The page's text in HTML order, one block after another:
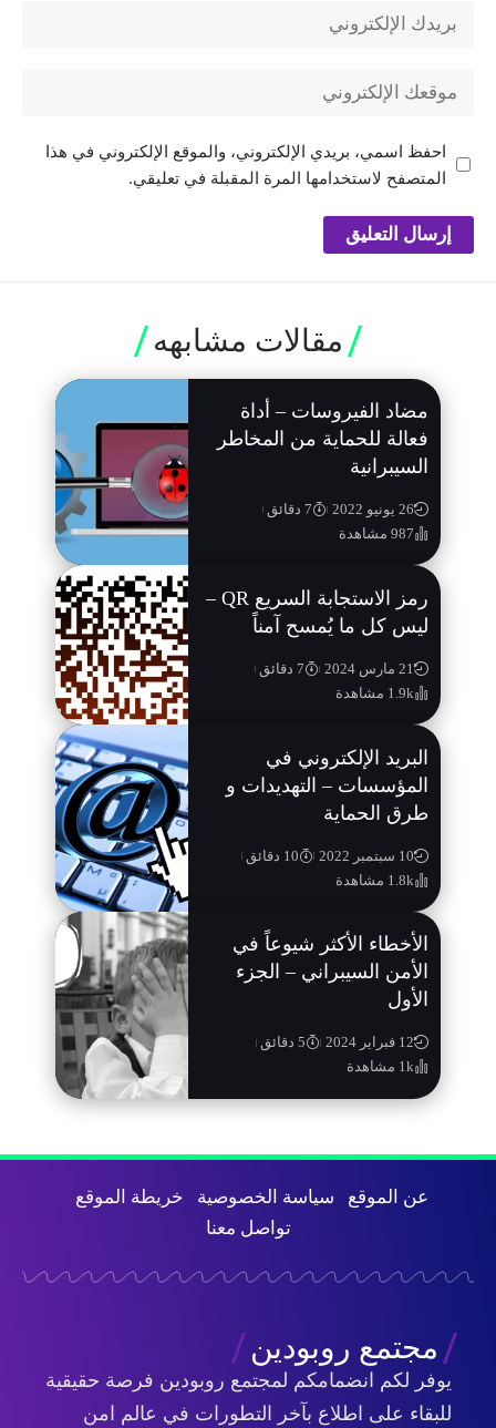
احفظ اسمي، بريدي الإلكتروني، والموقع الإلكتروني في هذا
المتصفح لاستخدامها المرة المقبلة في تعليقي.
مقالات مشابهه
مضاد الفيروسات – أداة
فعالة للحماية من المخاطر
السيبرانية
26 يونيو 2022
7 دقائق
987 مشاهدة
رمز الاستجابة السريع QR –
ليس كل ما يُمسح آمناً
21 مارس 2024
7 دقائق
1.9k مشاهدة
البريد الإلكتروني في
المؤسسات – التهديدات و
طرق الحماية
10 سبتمبر 2022
10 دقائق
1.8k مشاهدة
الأخطاء الأكثر شيوعاً في
الأمن السيبراني – الجزء
الأول
12 فبراير 2024
5 دقائق
1k مشاهدة
عن الموقع سياسة الخصوصية
خريطة الموقع
تواصل معنا
مجتمع روبودين
يوفر لكم انضمامكم لمجتمع روبودين فرصة حقيقية
للبقاء على اطلاع بآخر التطورات في عالم امن